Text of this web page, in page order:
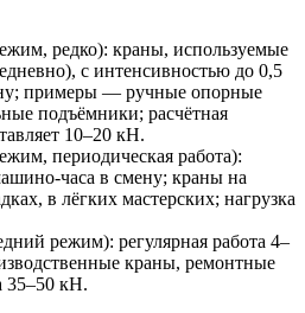
редко): краны, используемые
с интенсивностью до 0,5
примеры — ручные опорные
подъёмники; расчётная
10–20 кН.
периодическая работа):
часа в смену; краны на
в лёгких мастерских; нагрузка
режим): регулярная работа 4–
краны, ремонтные
35–50 кН.